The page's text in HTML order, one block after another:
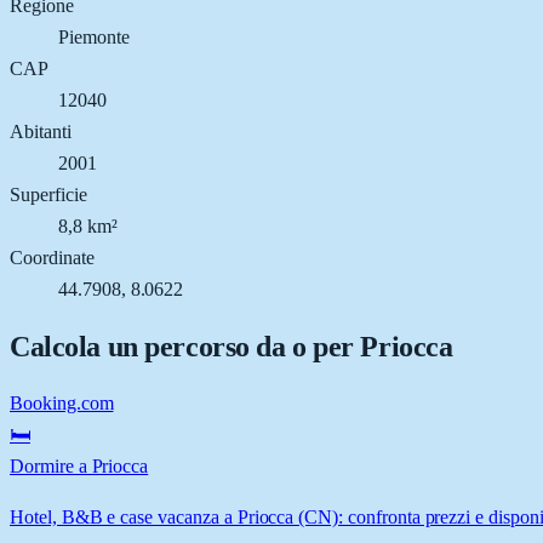
Regione
Piemonte
CAP
12040
Abitanti
2001
Superficie
8,8 km²
Coordinate
44.7908, 8.0622
Calcola un percorso da o perPriocca
Booking.com
🛏️
Dormire a Priocca
Hotel, B&B e case vacanza a Priocca (CN): confronta prezzi e